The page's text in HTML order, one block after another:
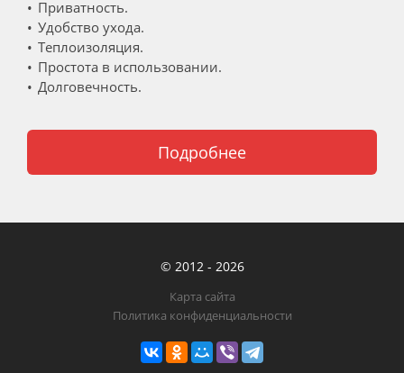
Приватность.
Удобство ухода.
Теплоизоляция.
Простота в использовании.
Долговечность.
Подробнее
© 2012 - 2026
Карта сайта
Политика конфиденциальности